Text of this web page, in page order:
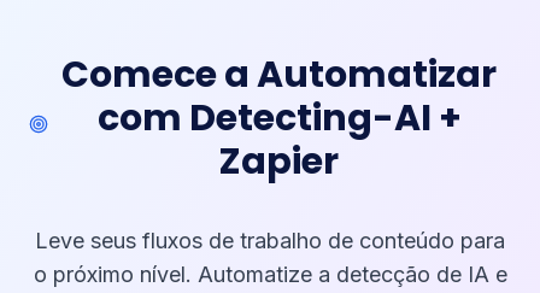
Comece a Automatizar
com Detecting-AI +
Zapier
Leve seus fluxos de trabalho de conteúdo para
o próximo nível. Automatize a detecção de IA e